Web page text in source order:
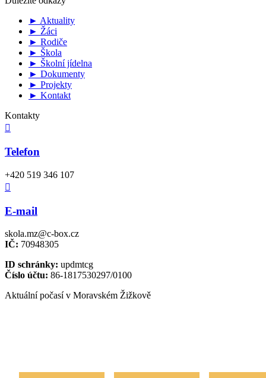
► Aktuality
► Žáci
► Rodiče
► Škola
► Školní jídelna
► Dokumenty
► Projekty
► Kontakt
Kontakty

Telefon
+420 519 346 107

E-mail
skola.mz@c-box.cz
IČ: 70948305
ID schránky: updmtcg
Číslo účtu: 86-1817530297/0100
Aktuální počasí v Moravském Žižkově